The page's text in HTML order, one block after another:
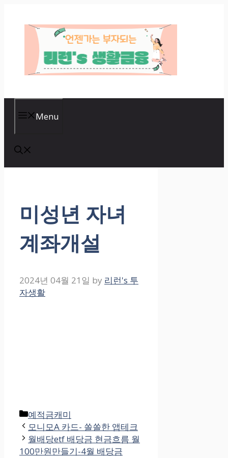
Menu
미성년 자녀
계좌개설
2024년 04월 21일 by 리런's 투
자생활
Categories
예적금캐미
모니모A 카드- 쏠쏠한 앱테크
월배당etf 배당금 현금흐름 월
100만원만들기-4월 배당금